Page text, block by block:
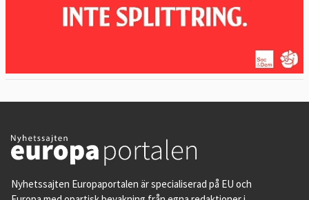
Nyhetssajten Europaportalen är specialiserad på EU och